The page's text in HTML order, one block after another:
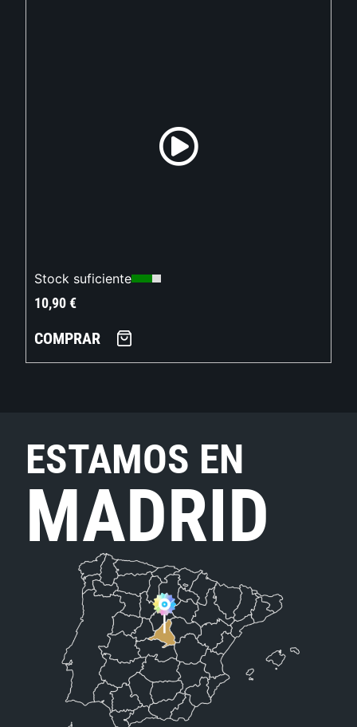
Stock suficiente
10,90€
COMPRAR
ESTAMOS EN
MADRID